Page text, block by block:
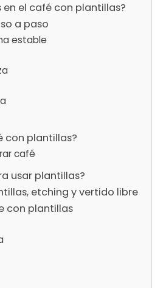
el café con plantillas?
a paso
estable
con plantillas?
café
usar plantillas?
etching y vertido libre
con plantillas